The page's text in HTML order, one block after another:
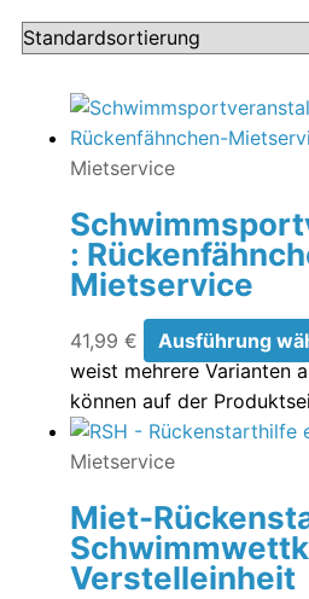
Mietservice
:
Mietservice
41,99 € Ausführung
weist mehrere Varianten
können auf der
Mietservice
Miet-
Verstelleinheit